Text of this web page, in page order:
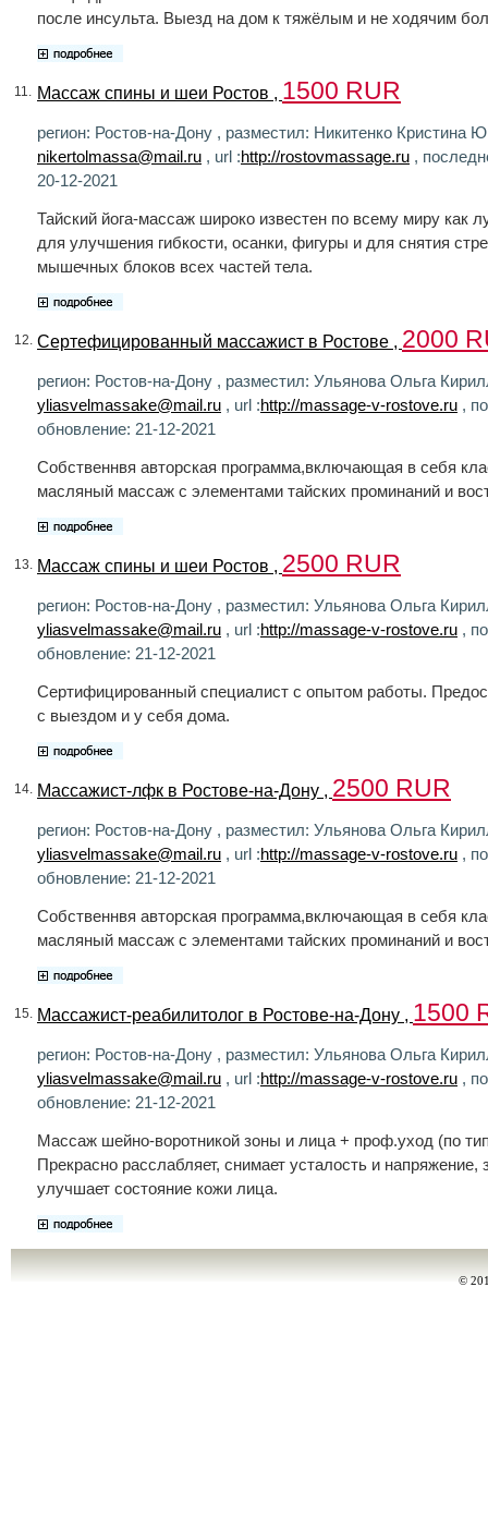
после инсульта. Выезд на дом к тяжёлым и не ходячим
11. Массаж спины и шеи Ростов , 1500 RUR
регион: Ростов-на-Дону , разместил: Никитенко Кристина
nikertolmassa@mail.ru , url :http://rostovmassage.ru ,
20-12-2021
Тайский йога-массаж широко известен по всему миру как
для улучшения гибкости, осанки, фигуры и для снятия
мышечных блоков всех частей тела.
12. Сертефицированный массажист в Ростове , 2000
регион: Ростов-на-Дону , разместил: Ульянова Ольга
yliasvelmassake@mail.ru , url :http://massage-v-rostove.ru ,
обновление: 21-12-2021
Собственнвя авторская программа,включающая в себя
масляный массаж с элементами тайских проминаний и
13. Массаж спины и шеи Ростов , 2500 RUR
регион: Ростов-на-Дону , разместил: Ульянова Ольга
yliasvelmassake@mail.ru , url :http://massage-v-rostove.ru ,
обновление: 21-12-2021
Сертифицированный специалист с опытом работы.
с выездом и у себя дома.
14. Массажист-лфк в Ростове-на-Дону , 2500 RUR
регион: Ростов-на-Дону , разместил: Ульянова Ольга
yliasvelmassake@mail.ru , url :http://massage-v-rostove.ru ,
обновление: 21-12-2021
Собственнвя авторская программа,включающая в себя
масляный массаж с элементами тайских проминаний и
15. Массажист-реабилитолог в Ростове-на-Дону , 1500
регион: Ростов-на-Дону , разместил: Ульянова Ольга
yliasvelmassake@mail.ru , url :http://massage-v-rostove.ru ,
обновление: 21-12-2021
Массаж шейно-воротникой зоны и лица + проф.уход (по
Прекрасно расслабляет, снимает усталость и напряжение,
улучшает состояние кожи лица.
©